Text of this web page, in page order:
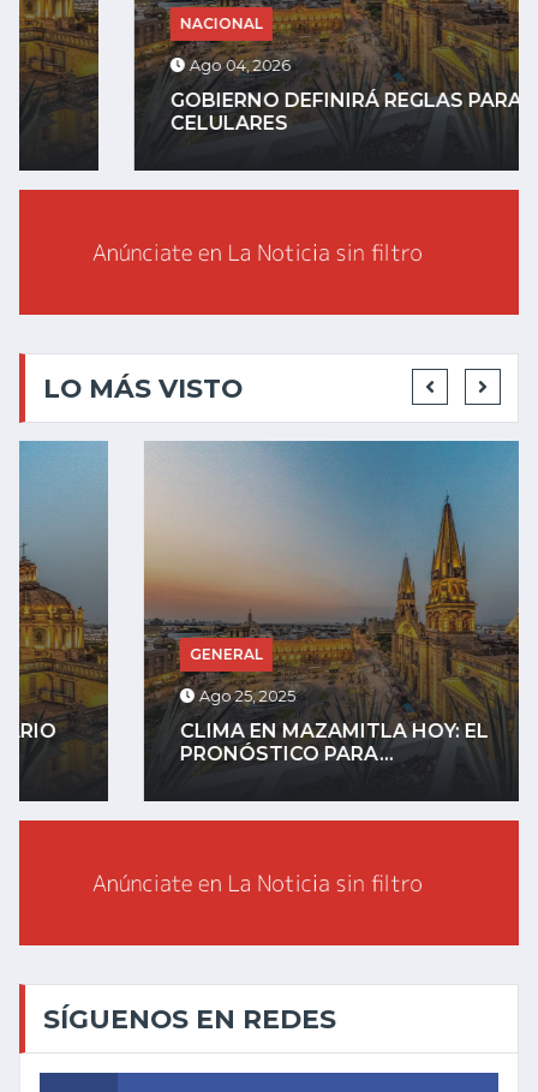
NACIONAL
Ago 04, 2026
GOBIERNO DEFINIRÁ REGLAS PARA
CELULARES
LO MÁS VISTO
GENERAL
Ago 25, 2025
CLIMA EN MAZAMITLA HOY: EL
PRONÓSTICO PARA...
SÍGUENOS EN REDES